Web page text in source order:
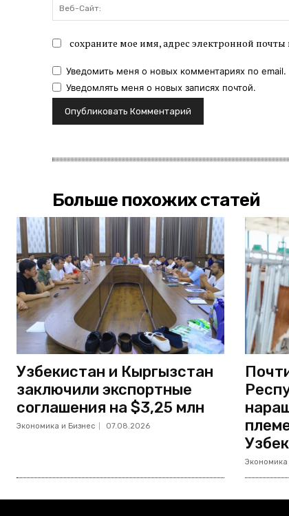
сохраните мое имя, адрес электронной
Уведомить меня о новых комментариях по email.
Уведомлять меня о новых записях почтой.
Больше похожих статей
Узбекистан и Кыргызстан
заключили экспортные
соглашения на $3,25 млн
Экономика и Бизнес 07.08.2026
Экономика